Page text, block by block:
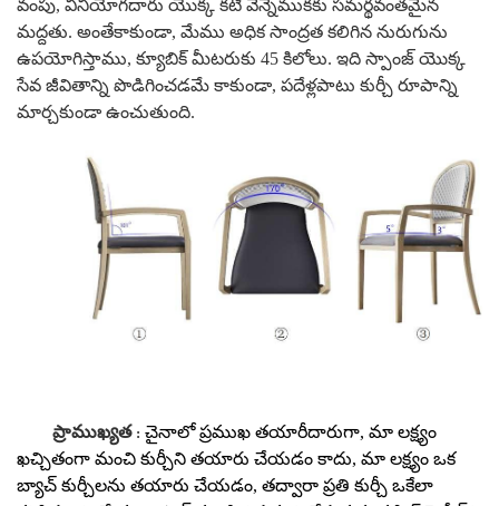
వంపు, వినియోగదారు యొక్క కటి వెన్నెముకకు సమర్థవంతమైన
మద్దతు. అంతేకాకుండా, మేము అధిక సాంద్రత కలిగిన నురుగును
ఉపయోగిస్తాము, క్యూబిక్ మీటరుకు 45 కిలోలు. ఇది స్పాంజ్ యొక్క
సేవ జీవితాన్ని పొడిగించడమే కాకుండా, పదేళ్లపాటు కుర్చీ రూపాన్ని
మార్చకుండా ఉంచుతుంది.
ప్రాముఖ్యత : చైనాలో ప్రముఖ తయారీదారుగా, మా లక్ష్యం
ఖచ్చితంగా మంచి కుర్చీని తయారు చేయడం కాదు, మా లక్ష్యం ఒక
బ్యాచ్ కుర్చీలను తయారు చేయడం, తద్వారా ప్రతి కుర్చీ ఒకేలా